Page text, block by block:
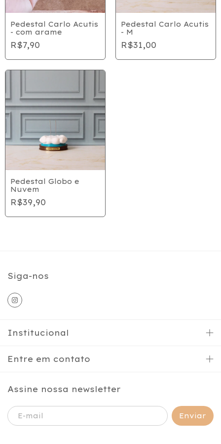
Pedestal Carlo Acutis
- com arame
R$7,90
Pedestal Carlo Acutis
- M
R$31,00
Pedestal Globo e
Nuvem
R$39,90
Siga-nos
Institucional
Entre em contato
Assine nossa newsletter